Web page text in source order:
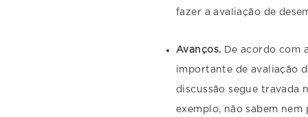
fazer a avaliação de
Avanços. De acordo com
importante de avaliação
discussão segue travada
exemplo, não sabem